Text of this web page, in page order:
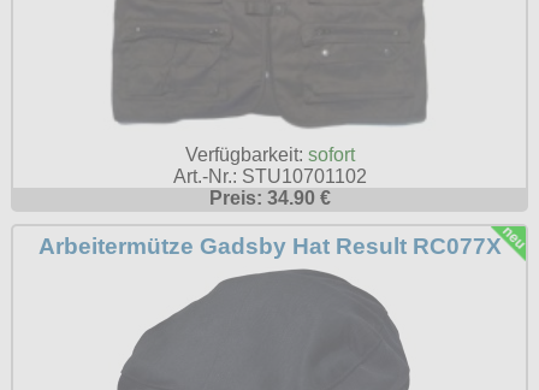
Wikinger
Verfügbarkeit: sofort
Art.-Nr.: STU10701102
Preis: 34.90 €
Arbeitermütze Gadsby Hat Result RC077X